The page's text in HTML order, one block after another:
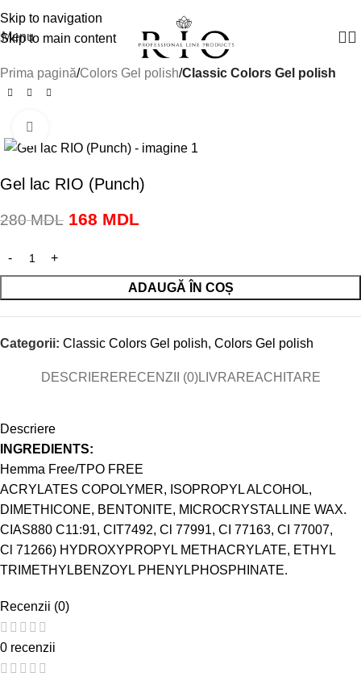
Skip to navigation
Skip to main content
Menu
Prima pagină Colors Gel polish Classic Colors Gel polish
Gel lac RIO (Punch)
280MDL 168 MDL
ADAUGĂ ÎN COȘ
Categorii: Classic Colors Gel polish, Colors Gel polish
DESCRIERERECENZII (0)LIVRAREACHITARE
Descriere
INGREDIENTS:
Hemma Free/TPO FREE
ACRYLATES COPOLYMER, ISOPROPYL ALCOHOL,
DIMETHICONE, BENTONITE, MICROCRYSTALLINE WAX.
CIAS880 C11:91, CIT7492, Cl 77991, CI 77163, CI 77007,
Cl 71266) HYDROXYPROPYL METHACRYLATE, ETHYL
TRIMETHYLBENZOYL PHENYLPHOSPHINATE.
Recenzii (0)
0 recenzii